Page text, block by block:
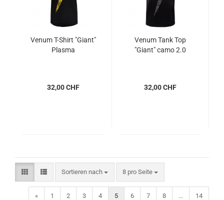
Venum T-Shirt "Giant"
Plasma
32,00 CHF
Venum Tank Top
"Giant" camo 2.0
32,00 CHF
Sortieren nach
Sortieren nach 8 pro Seite
pro Seite
« 1 2 3 4 5 6 7 8 ... 14